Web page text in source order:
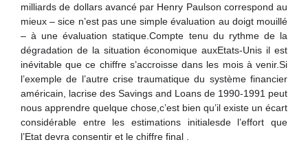
milliards de dollars avancé par Henry Paulson correspond au
mieux – sice n’est pas une simple évaluation au doigt mouillé
– à une évaluation statique.Compte tenu du rythme de la
dégradation de la situation économique auxEtats-Unis il est
inévitable que ce chiffre s’accroisse dans les mois à venir.Si
l’exemple de l’autre crise traumatique du système financier
américain, lacrise des Savings and Loans de 1990-1991 peut
nous apprendre quelque chose,c’est bien qu’il existe un écart
considérable entre les estimations initialesde l’effort que
l’Etat devra consentir et le chiffre final .